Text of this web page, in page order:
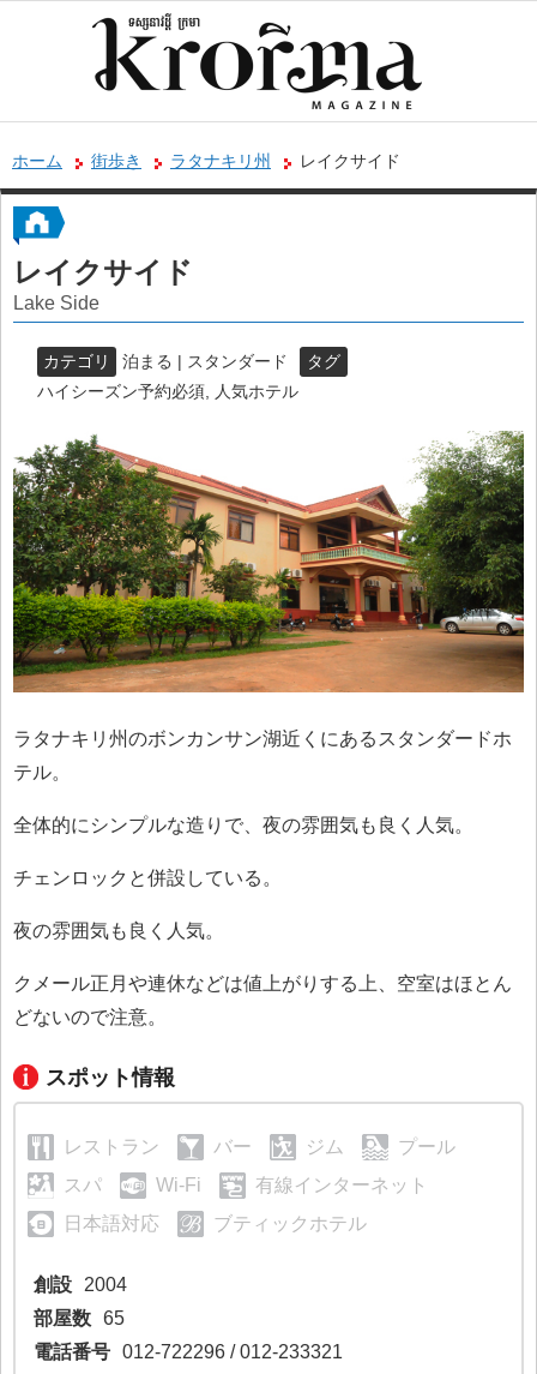
ホーム 街歩き ラタナキリ州 レイクサイド
レイクサイド
Lake Side
カテゴリ 泊まる | スタンダード
タグ
ハイシーズン予約必須
人気ホテル
ラタナキリ州のボンカンサン湖近くにあるスタンダードホ
テル。
全体的にシンプルな造りで、夜の雰囲気も良く人気。
チェンロックと併設している。
夜の雰囲気も良く人気。
クメール正月や連休などは値上がりする上、空室はほとん
どないので注意。
スポット情報
レストラン バー ジム
プール
スパ
Wi-Fi
有線インターネット
日本語対応
ブティックホテル
創設
2004
部屋数 65
電話番号 012-722296 / 012-233321